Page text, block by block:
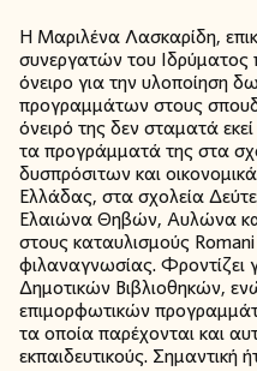
Η Μαριλένα Λασκαρίδη,
συνεργατών του Ιδρύματος
όνειρο για την υλοποίηση
προγραμμάτων στους
όνειρό της δεν σταματά εκεί
τα προγράμματά της στα
δυσπρόσιτων και
Ελλάδας, στα σχολεία
Ελαιώνα Θηβών, Αυλώνα
στους καταυλισμούς
φιλαναγνωσίας. Φροντίζει
Δημοτικών Βιβλιοθηκών,
επιμορφωτικών
τα οποία παρέχονται και
εκπαιδευτικούς.